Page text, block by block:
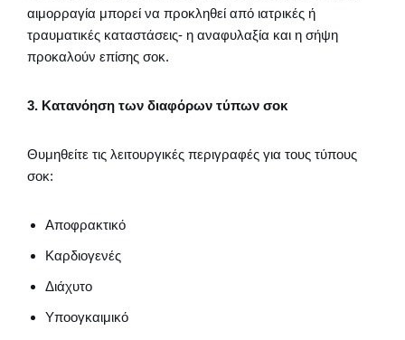
αιμορραγία μπορεί να προκληθεί από ιατρικές ή
τραυματικές καταστάσεις- η αναφυλαξία και η σήψη
προκαλούν επίσης σοκ.
3. Κατανόηση των διαφόρων τύπων σοκ
Θυμηθείτε τις λειτουργικές περιγραφές για τους τύπους
σοκ:
Αποφρακτικό
Καρδιογενές
Διάχυτο
Υποογκαιμικό